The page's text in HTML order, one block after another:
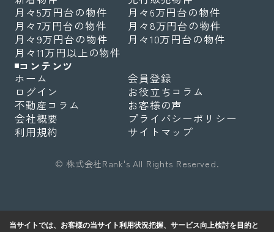
月々5万円台の物件
月々6万円台の物件
月々7万円台の物件
月々8万円台の物件
月々9万円台の物件
月々10万円台の物件
月々11万円以上の物件
コンテンツ
ホーム
会員登録
ログイン
お役立ちコラム
不動産コラム
お客様の声
会社概要
プライバシーポリシー
利用規約
サイトマップ
© 株式会社Rank's All Rights Reserved.
当サイトでは、お客様の当サイト利用状況把握、サービス向上検討を目的と